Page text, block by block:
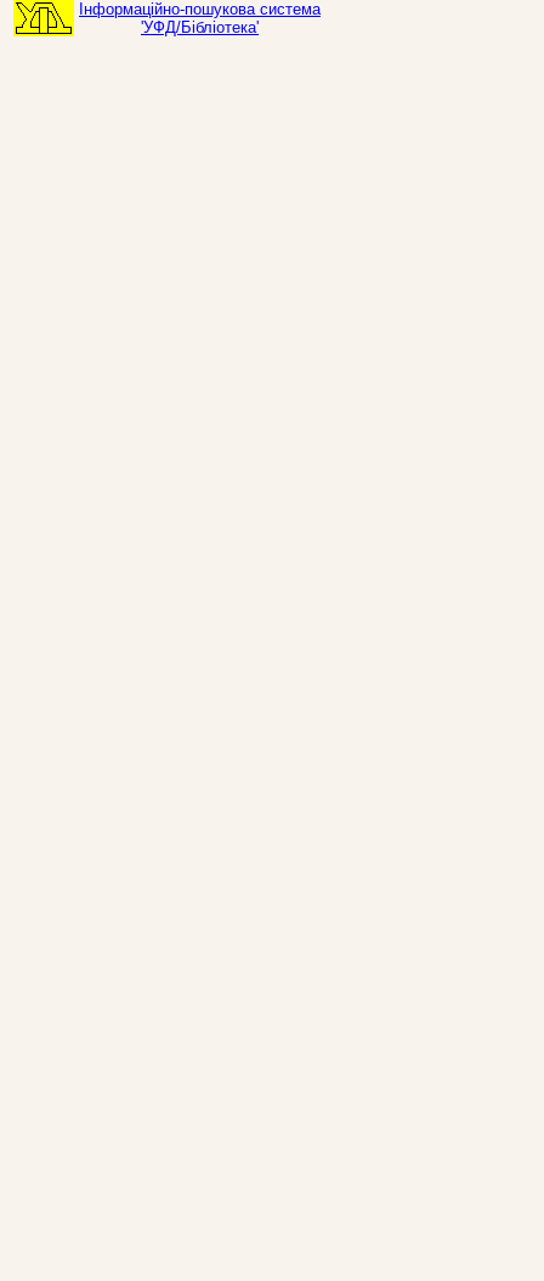
Інформаційно-пошукова система
'УФД/Бібліотека'